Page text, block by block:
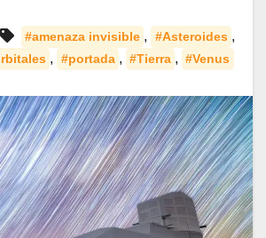
#amenaza invisible , #Asteroides ,
, #portada , #Tierra , #Venus